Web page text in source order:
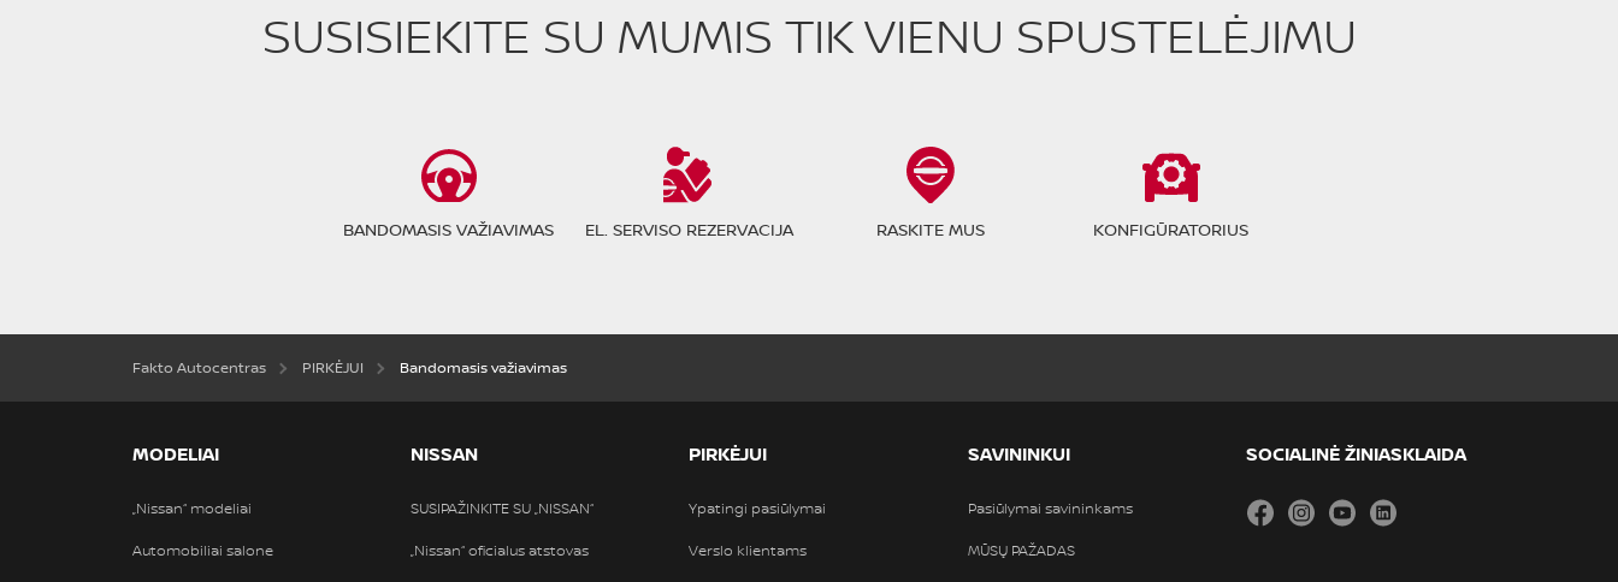
SUSISIEKITE SU MUMIS TIK VIENU SPUSTELĖJIMU
BANDOMASIS VAŽIAVIMAS EL. SERVISO REZERVACIJA RASKITE MUS KONFIGŪRATORIUS
Fakto Autocentras PIRKĖJUI Bandomasis važiavimas
MODELIAI
„Nissan“ modeliai
Automobiliai salone
NISSAN
SUSIPAŽINKITE SU „NISSAN“
„Nissan“ oficialus atstovas
PIRKĖJUI
Ypatingi pasiūlymai
Verslo klientams
SAVININKUI
Pasiūlymai savininkams
MŪSŲ PAŽADAS
SOCIALINĖ ŽINIASKLAIDA
Facebook
Instagram
YouTube